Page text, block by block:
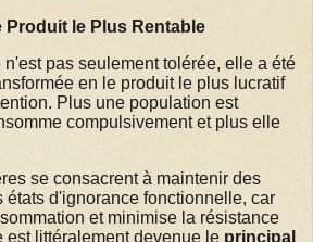
Produit le Plus Rentable
n'est pas seulement tolérée, elle a été
en le produit le plus lucratif
Plus une population est
compulsivement et plus elle
se consacrent à maintenir des
états d'ignorance fonctionnelle, car
et minimise la résistance
est littéralement devenue le principal